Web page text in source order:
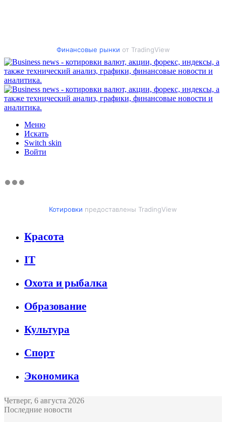
Финансовые рынки от TradingView
Меню
Искать
Switch skin
Войти
Котировки предоставлены TradingView
Красота
IT
Охота и рыбалка
Образование
Культура
Спорт
Экономика
Четверг, 6 августа 2026
Последние новости